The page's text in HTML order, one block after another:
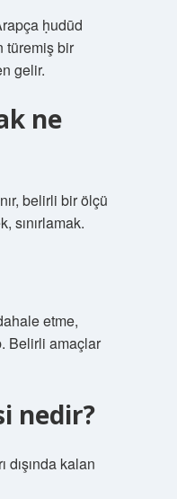
ḥudūd
gelir.
ne
belirli bir ölçü
sınırlamak.
etme,
Belirli amaçlar
nedir?
dışında kalan